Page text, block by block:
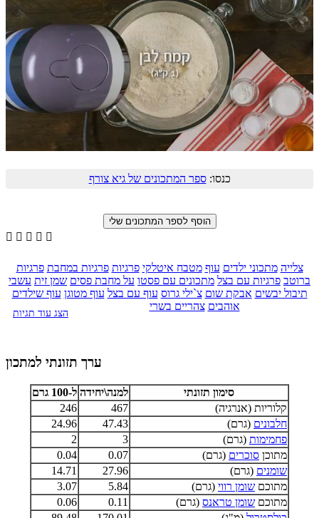
כנסו:ספר המתכונים של גיא צורף
    
צלייה מתכוני ילדים עוף מטבח איטלקי פרגיות פרגיות במחבת פרגיות
ברוטב פרגיות עם בצל מתכונים עם פסטו על מחבת פסים שמן זית עשבי
תיבול יבשים אבקת שום צ`ילי גרוס עוף עם בצל עוף מטוגן עוף שילדים
אוהבים צהריים בשרי
הצג עוד תגיות
ערך תזונתי למתכון
סימון תזונתי למנה\יחידה ל-100 גרם
קלוריות (אנרגיה)
467
246
חלבונים (גרם) 47.43
24.96
פחמימות (גרם) 3
2
מתוכן סוכרים (גרם) 0.07
0.04
שומנים (גרם) 27.96
14.71
מתוכם שומן רווי (גרם) 5.84
3.07
מתוכם שומן טראנס (גרם) 0.11
0.06